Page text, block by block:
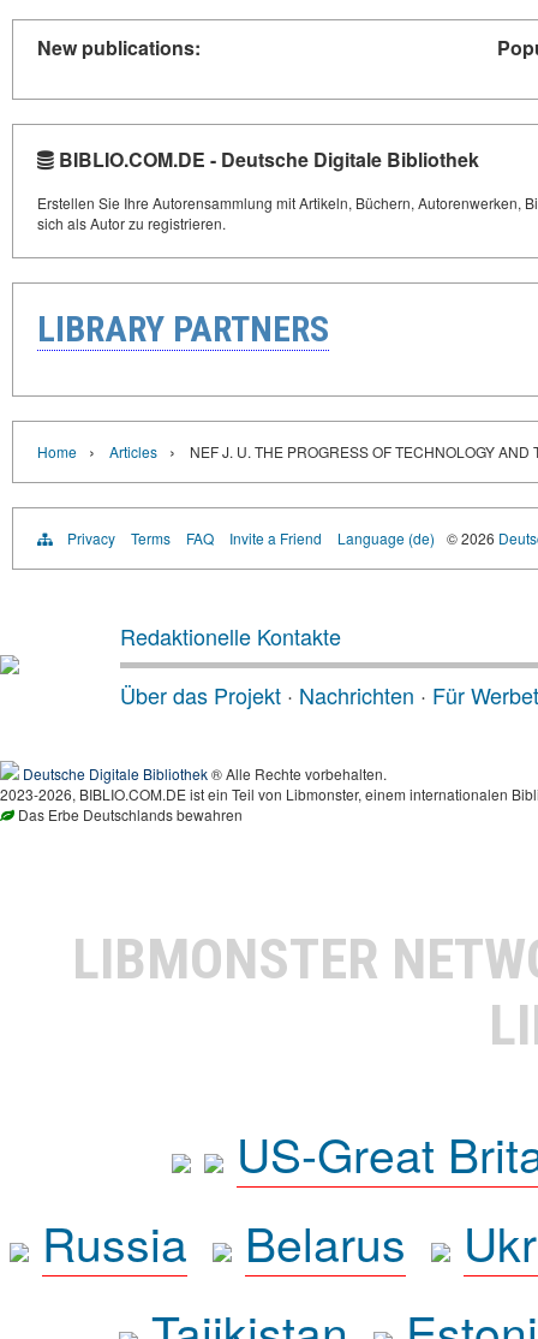
New publications:
BIBLIO.COM.DE - Deutsche Digitale Bibliothek
Erstellen Sie Ihre Autorensammlung mit Artikeln, Büchern, Autorenwerken,
sich als Autor zu registrieren.
LIBRARY PARTNERS
Home › Articles › NEF J. U. THE PROGRESS OF TECHNOLOGY
Privacy Terms FAQ Invite a Friend Language (de) © 2026
Redaktionelle Kontakte
Über das Projekt · Nachrichten · Für
Deutsche Digitale Bibliothek® Alle Rechte vorbehalten.
2023-2026, BIBLIO.COM.DE ist ein Teil von Libmonster, einem internationalen
Das Erbe Deutschlands bewahren
LIBMONSTER
US-Great
Russia
Belarus